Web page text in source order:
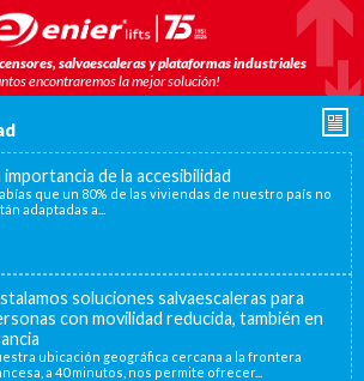
salvaescaleras y plataformas industriales
encontraremos la mejor solución!
importancia de la accesibilidad
que un 80% de las viviendas de nuestro país no
adaptadas a...
soluciones salvaescaleras para
con movilidad reducida, también en
ubicación geográfica cercana a la frontera
a 40 minutos, nos permite ofrecer...